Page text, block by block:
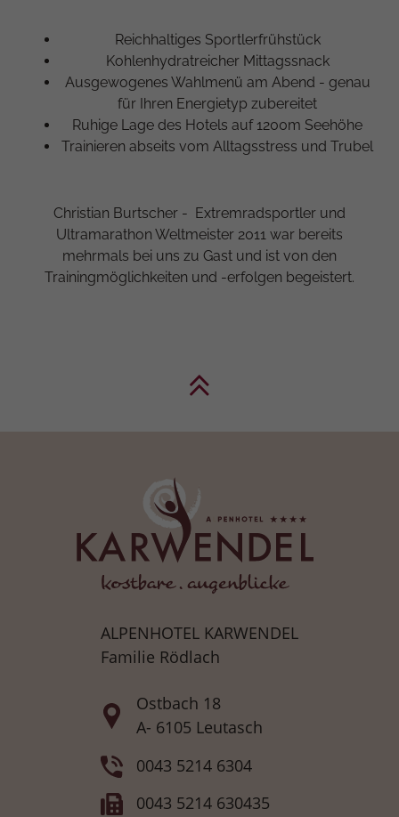
Reichhaltiges Sportlerfrühstück
Kohlenhydratreicher Mittagssnack
Ausgewogenes Wahlmenü am Abend - genau
für Ihren Energietyp zubereitet
Ruhige Lage des Hotels auf 1200m Seehöhe
Trainieren abseits vom Alltagsstress und Trubel
Christian Burtscher - Extremradsportler und
Ultramarathon Weltmeister 2011 war bereits
mehrmals bei uns zu Gast und ist von den
Trainingmöglichkeiten und -erfolgen begeistert.
ALPENHOTEL KARWENDEL
Familie Rödlach
Ostbach 18
A- 6105 Leutasch
0043 5214 6304
0043 5214 630435